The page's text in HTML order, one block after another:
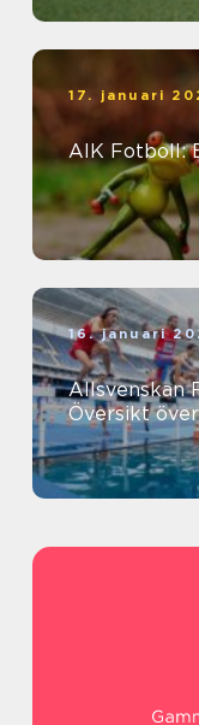
17. januari
AIK Fotboll:
16. januari
Allsvenskan
Översikt